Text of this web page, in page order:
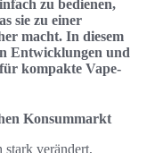
zu bedienen,
sie zu einer
macht. In diesem
Entwicklungen und
kompakte Vape-
Konsummarkt
stark verändert,